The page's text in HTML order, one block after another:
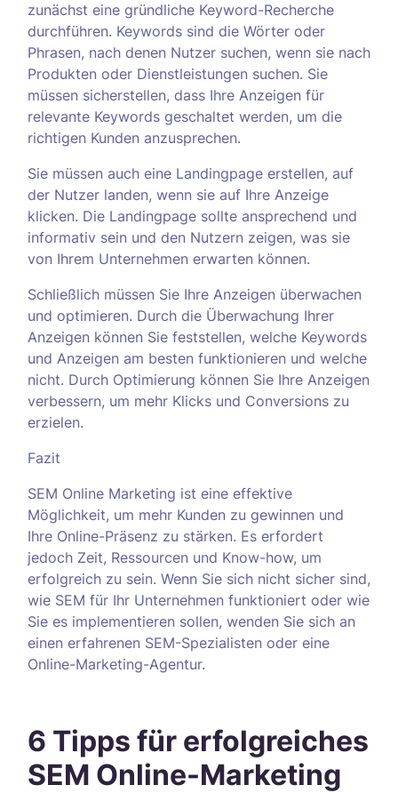
zunächst eine gründliche Keyword-Recherche
durchführen. Keywords sind die Wörter oder
Phrasen, nach denen Nutzer suchen, wenn sie nach
Produkten oder Dienstleistungen suchen. Sie
müssen sicherstellen, dass Ihre Anzeigen für
relevante Keywords geschaltet werden, um die
richtigen Kunden anzusprechen.
Sie müssen auch eine Landingpage erstellen, auf
der Nutzer landen, wenn sie auf Ihre Anzeige
klicken. Die Landingpage sollte ansprechend und
informativ sein und den Nutzern zeigen, was sie
von Ihrem Unternehmen erwarten können.
Schließlich müssen Sie Ihre Anzeigen überwachen
und optimieren. Durch die Überwachung Ihrer
Anzeigen können Sie feststellen, welche Keywords
und Anzeigen am besten funktionieren und welche
nicht. Durch Optimierung können Sie Ihre Anzeigen
verbessern, um mehr Klicks und Conversions zu
erzielen.
Fazit
SEM Online Marketing ist eine effektive
Möglichkeit, um mehr Kunden zu gewinnen und
Ihre Online-Präsenz zu stärken. Es erfordert
jedoch Zeit, Ressourcen und Know-how, um
erfolgreich zu sein. Wenn Sie sich nicht sicher sind,
wie SEM für Ihr Unternehmen funktioniert oder wie
Sie es implementieren sollen, wenden Sie sich an
einen erfahrenen SEM-Spezialisten oder eine
Online-Marketing-Agentur.
6 Tipps für erfolgreiches
SEM Online-Marketing